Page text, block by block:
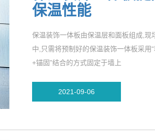
保温性能
保温装饰一体板由保温层和面板组成,现
中,只需将预制好的保温装饰一体板采用
+锚固”结合的方式固定于墙上
2021-09-06